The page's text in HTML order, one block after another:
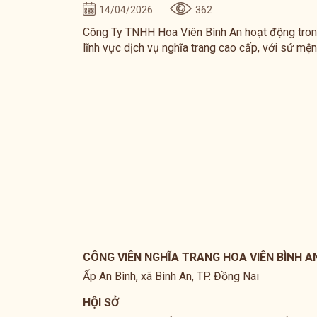
14/04/2026 362
Công Ty TNHH Hoa Viên Bình An hoạt động
lĩnh vực dịch vụ nghĩa trang cao cấp, với sứ
CÔNG VIÊN NGHĨA TRANG HOA VIÊN BÌNH
Ấp An Bình, xã Bình An, TP. Đồng Nai
HỘI SỞ